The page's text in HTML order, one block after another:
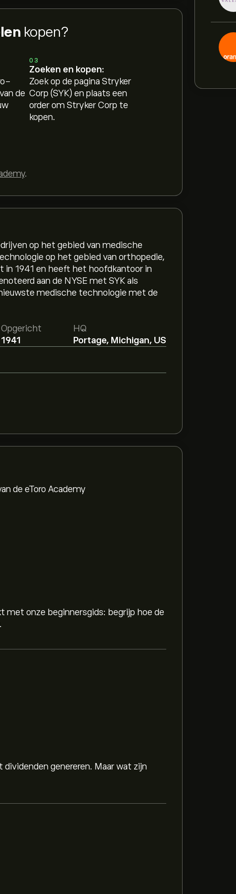
kopen?
de
03
Zoeken en kopen:
Zoek op de pagina Stryker
Corp (SYK) en plaats een
order om Stryker Corp te
kopen.
.
op het gebied van medische
op het gebied van orthopedie,
in 1941 en heeft het hoofdkantoor in
aan de NYSE met SYK als
medische technologie met de
Opgericht
1941
HQ
Portage, Michigan, US
de eToro Academy
met onze beginnersgids: begrijp hoe de
dividenden genereren. Maar wat zijn